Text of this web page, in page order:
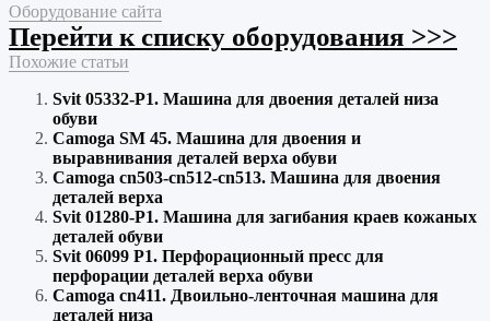
Оборудование сайта
Перейти к списку оборудования >>>
Похожие статьи
Svit 05332-P1. Машина для двоения деталей низа
обуви
Camoga SM 45. Машина для двоения и
выравнивания деталей верха обуви
Camoga cn503-cn512-cn513. Машина для двоения
деталей верха
Svit 01280-P1. Машина для загибания краев кожаных
деталей обуви
Svit 06099 P1. Перфорационный пресс для
перфорации деталей верха обуви
Camoga cn411. Двоильно-ленточная машина для
деталей низа